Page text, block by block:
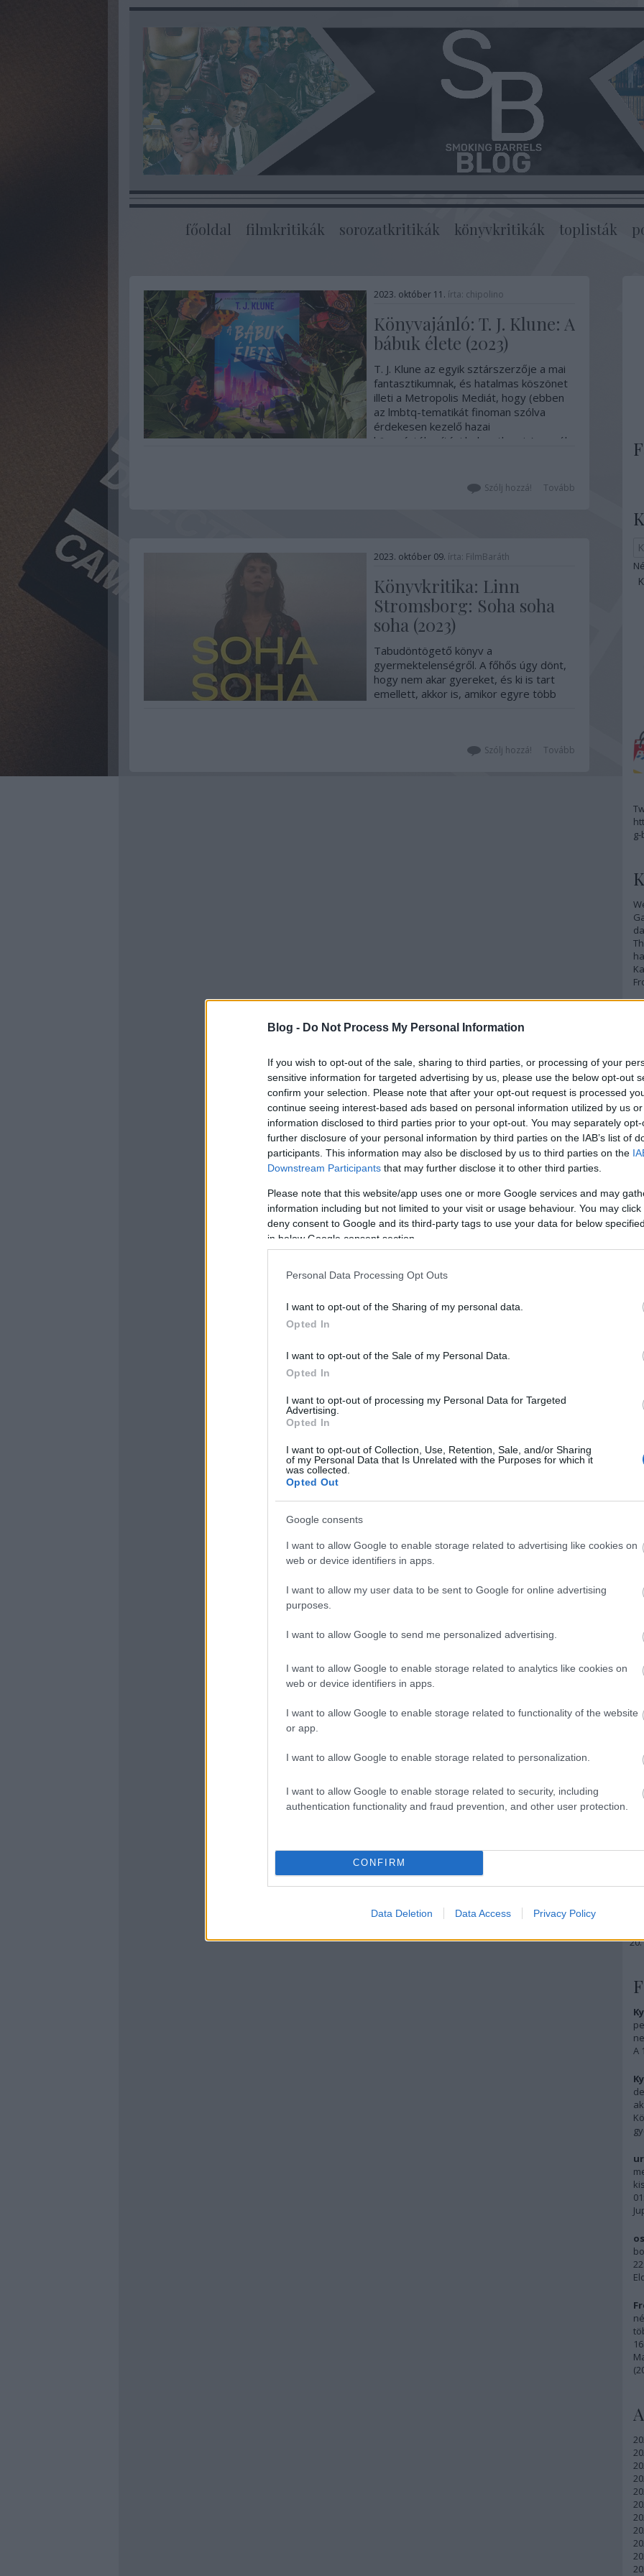
Blog - Do Not Process My Personal Information
If you wish to opt-out of the sale, sharing to third parties, or processing of your
sensitive information for targeted advertising by us, please use the below opt-out
confirm your selection. Please note that after your opt-out request is processed
continue seeing interest-based ads based on personal information utilized by us
information disclosed to third parties prior to your opt-out. You may separately
further disclosure of your personal information by third parties on the IAB’s list of
participants. This information may also be disclosed by us to third parties on the
Downstream Participants that may further disclose it to other third parties.
Please note that this website/app uses one or more Google services and may
information including but not limited to your visit or usage behaviour. You may
deny consent to Google and its third-party tags to use your data for below
in below Google consent section.
Personal Data Processing Opt Outs
I want to opt-out of the Sharing of my personal data.
Opted In
I want to opt-out of the Sale of my Personal Data.
Opted In
I want to opt-out of processing my Personal Data for Targeted
Advertising.
Opted In
I want to opt-out of Collection, Use, Retention, Sale, and/or Sharing
of my Personal Data that Is Unrelated with the Purposes for which it
was collected.
Opted Out
Google consents
I want to allow Google to enable storage related to advertising like cookies on
web or device identifiers in apps.
I want to allow my user data to be sent to Google for online advertising
purposes.
I want to allow Google to send me personalized advertising.
I want to allow Google to enable storage related to analytics like cookies on
web or device identifiers in apps.
I want to allow Google to enable storage related to functionality of the website
or app.
I want to allow Google to enable storage related to personalization.
I want to allow Google to enable storage related to security, including
authentication functionality and fraud prevention, and other user protection.
CONFIRM
Data Deletion Data Access Privacy Policy
főoldal filmkritikák sorozatkritikák könyvkritikák toplisták
2023. október 11. írta: chipolino
Könyvajánló: T. J. Klune: A
bábuk élete (2023)
T. J. Klune az egyik sztárszerzője a mai
fantasztikumnak, és hatalmas köszönet
illeti a Metropolis Mediát, hogy (ebben
az lmbtq-tematikát finoman szólva
érdekesen kezelő hazai
könyvértékesítési helyzetben is) sorról
Tovább
Szólj hozzá!
2023. október 09. írta: FilmBaráth
Könyvkritika: Linn
Stromsborg: Soha soha
soha (2023)
Tabudöntögető könyv a
gyermektelenségről. A főhős úgy dönt,
hogy nem akar gyereket, és ki is tart
emellett, akkor is, amikor egyre több
kell fogadni, hogy mindenki saját maga
Tovább
Szólj hozzá!
A